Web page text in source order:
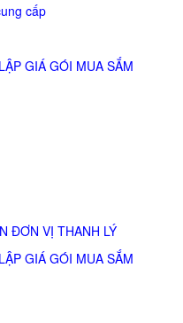
cấp
GIÁ GÓI MUA SẮM
ĐƠN VỊ THANH LÝ
GIÁ GÓI MUA SẮM